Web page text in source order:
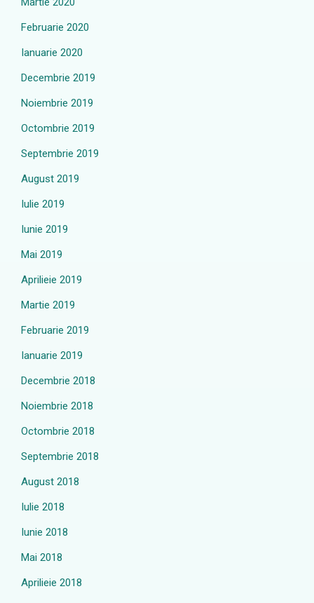
Februarie 2020
Ianuarie 2020
Decembrie 2019
Noiembrie 2019
Octombrie 2019
Septembrie 2019
August 2019
Iulie 2019
Iunie 2019
Mai 2019
Aprilieie 2019
Martie 2019
Februarie 2019
Ianuarie 2019
Decembrie 2018
Noiembrie 2018
Octombrie 2018
Septembrie 2018
August 2018
Iulie 2018
Iunie 2018
Mai 2018
Aprilieie 2018